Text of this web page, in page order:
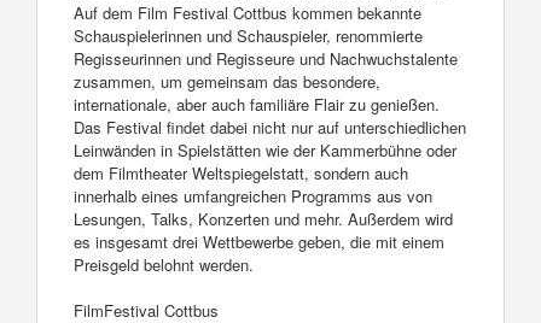
Auf dem Film Festival Cottbus kommen bekannte
Schauspielerinnen und Schauspieler, renommierte
Regisseurinnen und Regisseure und Nachwuchstalente
zusammen, um gemeinsam das besondere,
internationale, aber auch familiäre Flair zu genießen.
Das Festival findet dabei nicht nur auf unterschiedlichen
Leinwänden in Spielstätten wie der Kammerbühne oder
dem Filmtheater Weltspiegelstatt, sondern auch
innerhalb eines umfangreichen Programms aus von
Lesungen, Talks, Konzerten und mehr. Außerdem wird
es insgesamt drei Wettbewerbe geben, die mit einem
Preisgeld belohnt werden.
FilmFestival Cottbus